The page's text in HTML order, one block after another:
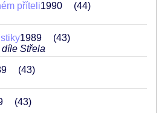
příteli1990
44
1989
43
díle Střela
43
43